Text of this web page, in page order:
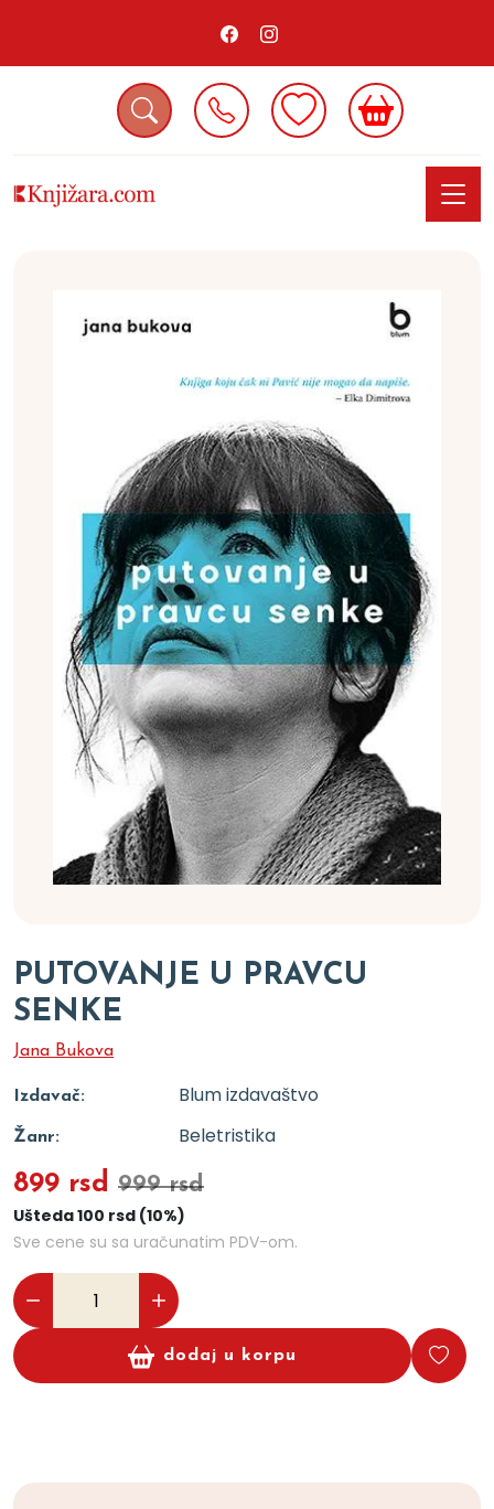
PUTOVANJE U PRAVCU
SENKE
Jana Bukova
Izdavač: Blum izdavaštvo
Žanr: Beletristika
899 rsd 999 rsd
Ušteda 100 rsd (10%)
Sve cene su sa uračunatim PDV-om.
dodaj u korpu